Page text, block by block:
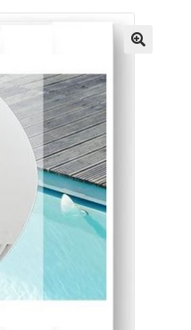
Politique de cookies (UE)
Vendors